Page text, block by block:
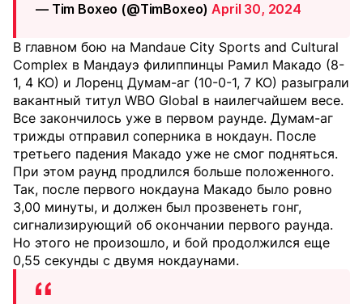
— Tim Boxeo (@TimBoxeo)April 30, 2024
В главном бою на Mandaue City Sports and Cultural
Complex в Мандауэ филиппинцы Рамил Макадо (8-
1, 4 КО) и Лоренц Думам-аг (10-0-1, 7 КО) разыграли
вакантный титул WBO Global в наилегчайшем весе.
Все закончилось уже в первом раунде. Думам-аг
трижды отправил соперника в нокдаун. После
третьего падения Макадо уже не смог подняться.
При этом раунд продлился больше положенного.
Так, после первого нокдауна Макадо было ровно
3,00 минуты, и должен был прозвенеть гонг,
сигнализирующий об окончании первого раунда.
Но этого не произошло, и бой продолжился еще
0,55 секунды с двумя нокдаунами.